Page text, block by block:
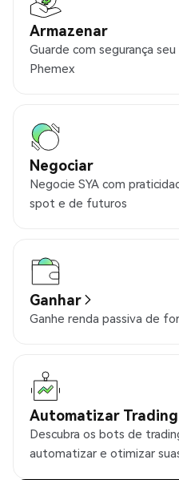
Armazenar
Guarde com segurança
Phemex
Negociar
Negocie SYA com
spot e de futuros
Ganhar
Ganhe renda passiva de
Automatizar Trading
Descubra os bots de
automatizar e otimizar